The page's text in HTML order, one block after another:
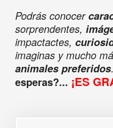
Podrás conocer
sorprendentes,
impactactes,
imaginas y mucho
animales preferidos.
esperas?... ¡ES